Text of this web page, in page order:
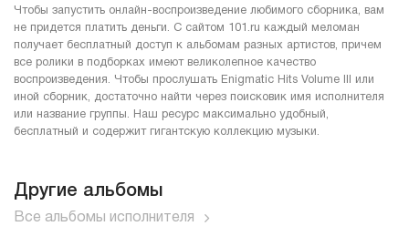
Чтобы запустить онлайн-воспроизведение любимого сборника, вам
не придется платить деньги. С сайтом 101.ru каждый меломан
получает бесплатный доступ к альбомам разных артистов, причем
все ролики в подборках имеют великолепное качество
воспроизведения. Чтобы прослушать Enigmatic Hits Volume III или
иной сборник, достаточно найти через поисковик имя исполнителя
или название группы. Наш ресурс максимально удобный,
бесплатный и содержит гигантскую коллекцию музыки.
Другие альбомы
Все альбомы исполнителя